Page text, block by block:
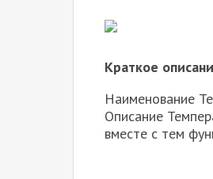
Краткое
Наименование
Описание
вместе с тем